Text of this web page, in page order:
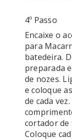
4º Passo
Encaixe o
para
batedeira.
preparada
de nozes.
e coloque
de cada
cortador de
Coloque